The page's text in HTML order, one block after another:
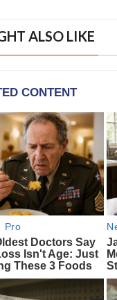
ALSO LIKE